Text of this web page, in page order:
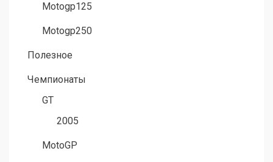
Motogp125
Motogp250
Полезное
Чемпионаты
GT
2005
MotoGP